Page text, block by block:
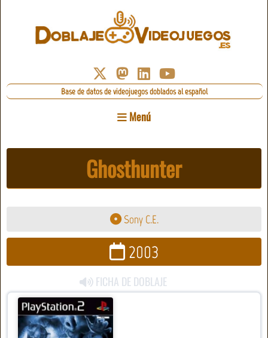
Base de datos de videojuegos doblados al español
Menú
Ghosthunter
Sony C.E.
2003
FICHA DE DOBLAJE